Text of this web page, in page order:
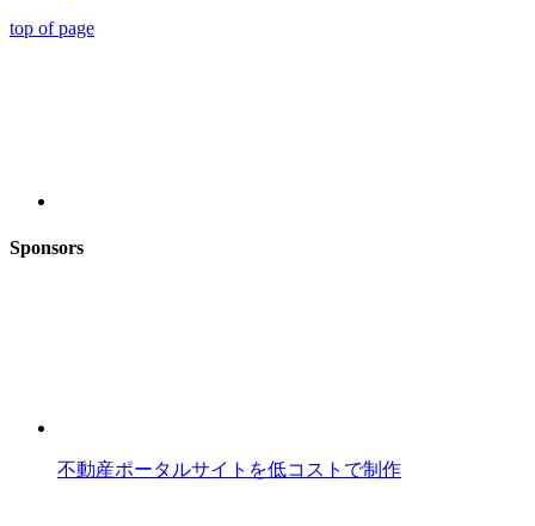
top of page
Sponsors
不動産ポータルサイトを低コストで制作